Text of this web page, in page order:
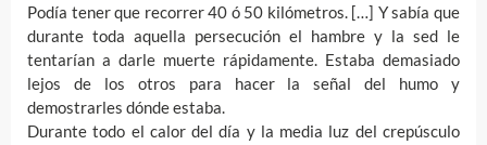
Podía tener que recorrer 40 ó 50 kilómetros. […] Y sabía que
durante toda aquella persecución el hambre y la sed le
tentarían a darle muerte rápidamente. Estaba demasiado
lejos de los otros para hacer la señal del humo y
demostrarles dónde estaba.
Durante todo el calor del día y la media luz del crepúsculo